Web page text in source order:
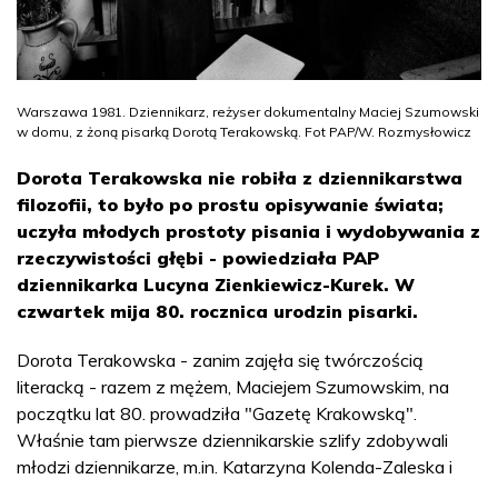
Warszawa 1981. Dziennikarz, reżyser dokumentalny Maciej Szumowski
w domu, z żoną pisarką Dorotą Terakowską. Fot PAP/W. Rozmysłowicz
Dorota Terakowska nie robiła z dziennikarstwa
filozofii, to było po prostu opisywanie świata;
uczyła młodych prostoty pisania i wydobywania z
rzeczywistości głębi - powiedziała PAP
dziennikarka Lucyna Zienkiewicz-Kurek. W
czwartek mija 80. rocznica urodzin pisarki.
Dorota Terakowska - zanim zajęła się twórczością
literacką - razem z mężem, Maciejem Szumowskim, na
początku lat 80. prowadziła "Gazetę Krakowską".
Właśnie tam pierwsze dziennikarskie szlify zdobywali
młodzi dziennikarze, m.in. Katarzyna Kolenda-Zaleska i